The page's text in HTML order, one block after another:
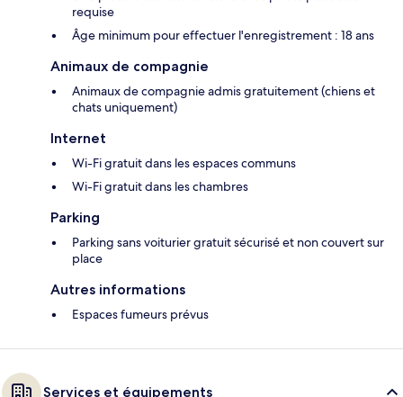
requise
Âge minimum pour effectuer l'enregistrement : 18 ans
Animaux de compagnie
Animaux de compagnie admis gratuitement (chiens et
chats uniquement)
Internet
Wi-Fi gratuit dans les espaces communs
Wi-Fi gratuit dans les chambres
Parking
Parking sans voiturier gratuit sécurisé et non couvert sur
place
Autres informations
Espaces fumeurs prévus
Services et équipements